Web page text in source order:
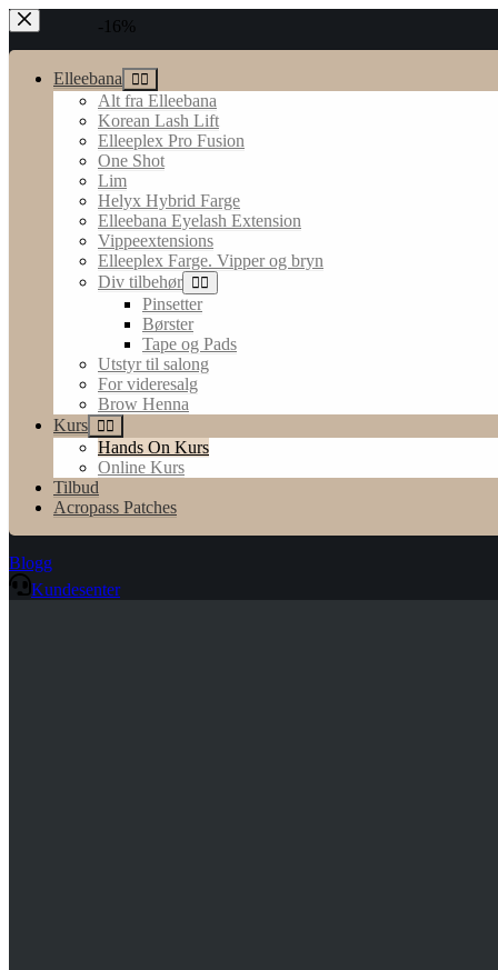
Hopp
til
innholdet
Elleebana
Alt fra Elleebana
Korean Lash Lift
Elleeplex Pro Fusion
One Shot
Lim
Helyx Hybrid Farge
Elleebana Eyelash Extension
Vippeextensions
Elleeplex Farge. Vipper og bryn
Div tilbehør
Pinsetter
Børster
Tape og Pads
Utstyr til salong
For videresalg
Brow Henna
Kurs
Hands On Kurs
Online Kurs
Tilbud
Acropass Patches
Blogg
Kundesenter
-16%